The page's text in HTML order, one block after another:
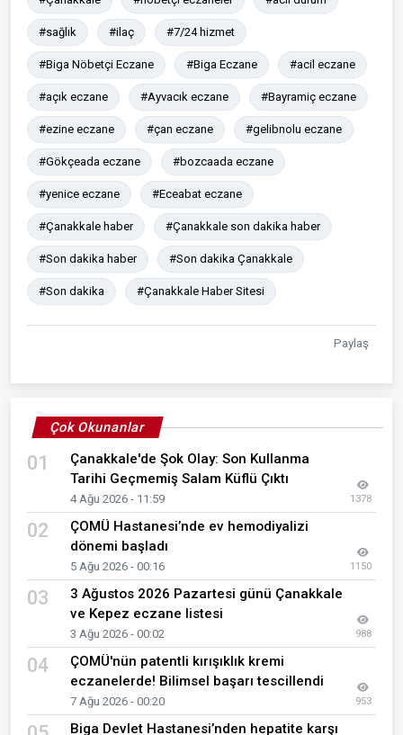
#sağlık #ilaç #7/24 hizmet
#Biga Nöbetçi Eczane #Biga Eczane #acil eczane
#açık eczane #Ayvacık eczane #Bayramiç eczane
#ezine eczane #çan eczane #gelibnolu eczane
#Gökçeada eczane #bozcaada eczane
#yenice eczane #Eceabat eczane
#Çanakkale haber #Çanakkale son dakika haber
#Son dakika haber #Son dakika Çanakkale
#Son dakika #Çanakkale Haber Sitesi
Paylaş
Çok Okunanlar
01
Çanakkale'de Şok Olay: Son Kullanma
Tarihi Geçmemiş Salam Küflü Çıktı
4 Ağu 2026 - 11:59 1378
02
ÇOMÜ Hastanesi’nde ev hemodiyalizi
dönemi başladı
5 Ağu 2026 - 00:16 1150
03
3 Ağustos 2026 Pazartesi günü Çanakkale
ve Kepez eczane listesi
3 Ağu 2026 - 00:02 988
04
ÇOMÜ'nün patentli kırışıklık kremi
eczanelerde! Bilimsel başarı tescillendi
7 Ağu 2026 - 00:20 953
Biga Devlet Hastanesi’nden hepatite karşı